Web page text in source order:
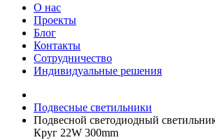
О нас
Проекты
Блог
Контакты
Сотрудничество
Индивидуальные решения
Подвесные светильники
Подвесной светодиодный
Круг 22W 300mm